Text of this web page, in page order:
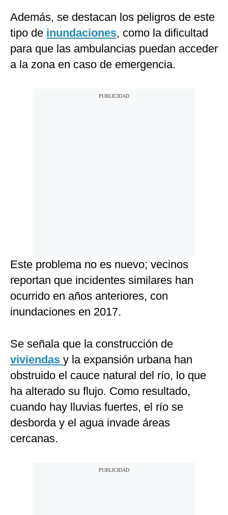
Además, se destacan los peligros de este
tipo de inundaciones, como la dificultad
para que las ambulancias puedan acceder
a la zona en caso de emergencia.
Este problema no es nuevo; vecinos
reportan que incidentes similares han
ocurrido en años anteriores, con
inundaciones en 2017.
Se señala que la construcción de
viviendas y la expansión urbana han
obstruido el cauce natural del río, lo que
ha alterado su flujo. Como resultado,
cuando hay lluvias fuertes, el río se
desborda y el agua invade áreas
cercanas.